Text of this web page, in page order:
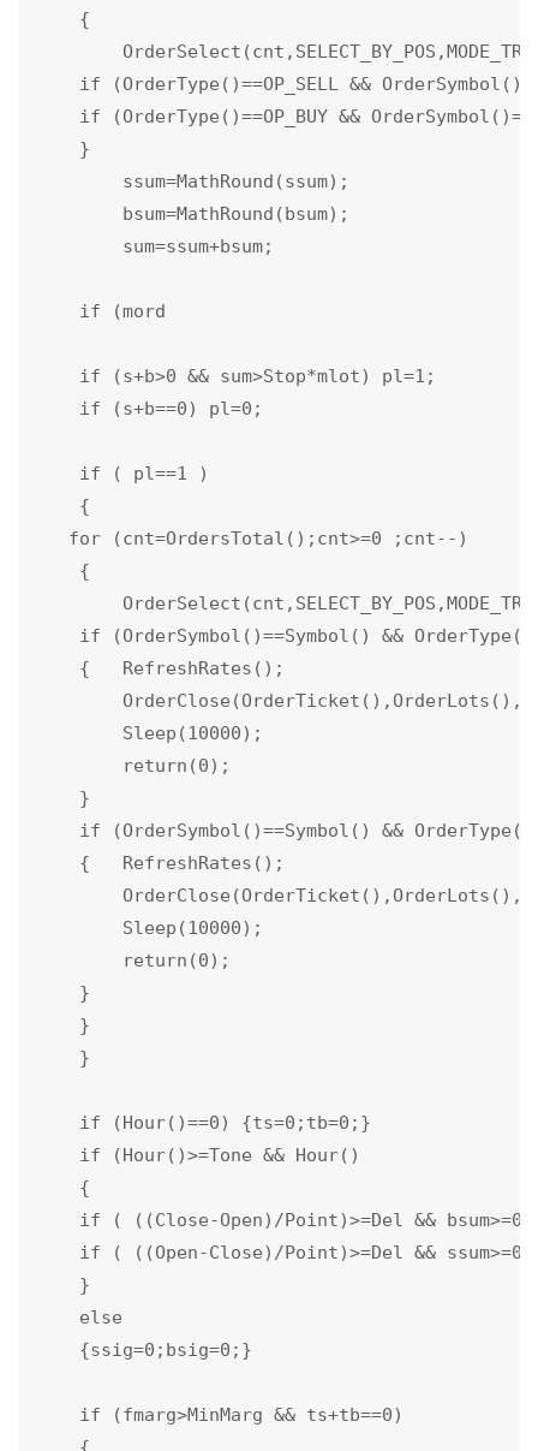
{
if (OrderType()==OP_SELL &&
if (OrderType()==OP_BUY &&
}
ssum=MathRound(ssum);
bsum=MathRound(bsum);
sum=ssum+bsum;
if (mord
if (s+b>0 && sum>Stop*mlot) pl=1;
if (s+b==0) pl=0;
if ( pl==1 )
{
for (cnt=OrdersTotal();cnt>=0 ;cnt--)
{
if (OrderSymbol()==Symbol() &&
{   RefreshRates();
Sleep(10000);
return(0);
}
if (OrderSymbol()==Symbol() &&
{   RefreshRates();
Sleep(10000);
return(0);
}
}
}
if (Hour()==0) {ts=0;tb=0;}
if (Hour()>=Tone && Hour()
{
if ( ((Close-Open)/Point)>=Del &&
if ( ((Open-Close)/Point)>=Del &&
}
else
{ssig=0;bsig=0;}
if (fmarg>MinMarg && ts+tb==0)